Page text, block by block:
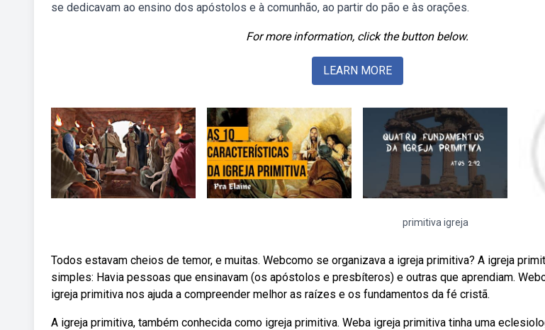
se dedicavam ao ensino dos apóstolos e à comunhão, ao partir do pão e às orações.
For more information, click the button below.
LEARN MORE
primitiva igreja
Todos estavam cheios de temor, e muitas. Webcomo se organizava a igreja primitiva? A igreja
simples: Havia pessoas que ensinavam (os apóstolos e presbíteros) e outras que aprendiam.
igreja primitiva nos ajuda a compreender melhor as raízes e os fundamentos da fé cristã.
A igreja primitiva, também conhecida como igreja primitiva. Weba igreja primitiva tinha uma